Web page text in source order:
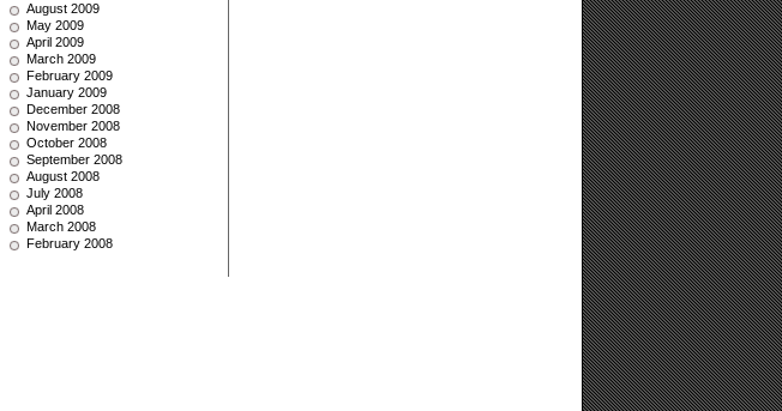
August 2009
May 2009
April 2009
March 2009
February 2009
January 2009
December 2008
November 2008
October 2008
September 2008
August 2008
July 2008
April 2008
March 2008
February 2008